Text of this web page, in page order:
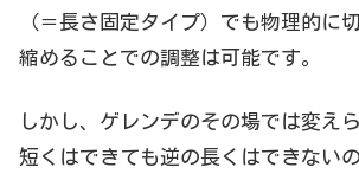
（＝長さ固定タイプ）でも物理的に
縮めることでの調整は可能です。
しかし、ゲレンデのその場では変え
短くはできても逆の長くはできない